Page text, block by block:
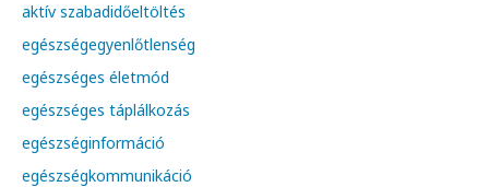
aktív szabadidőeltöltés
egészségegyenlőtlenség
egészséges életmód
egészséges táplálkozás
egészséginformáció
egészségkommunikáció